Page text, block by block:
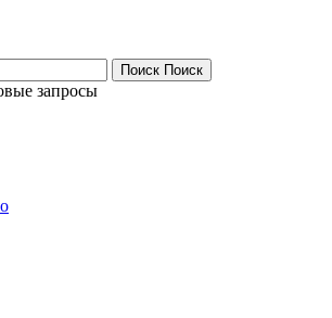
Поиск Поиск
запросы